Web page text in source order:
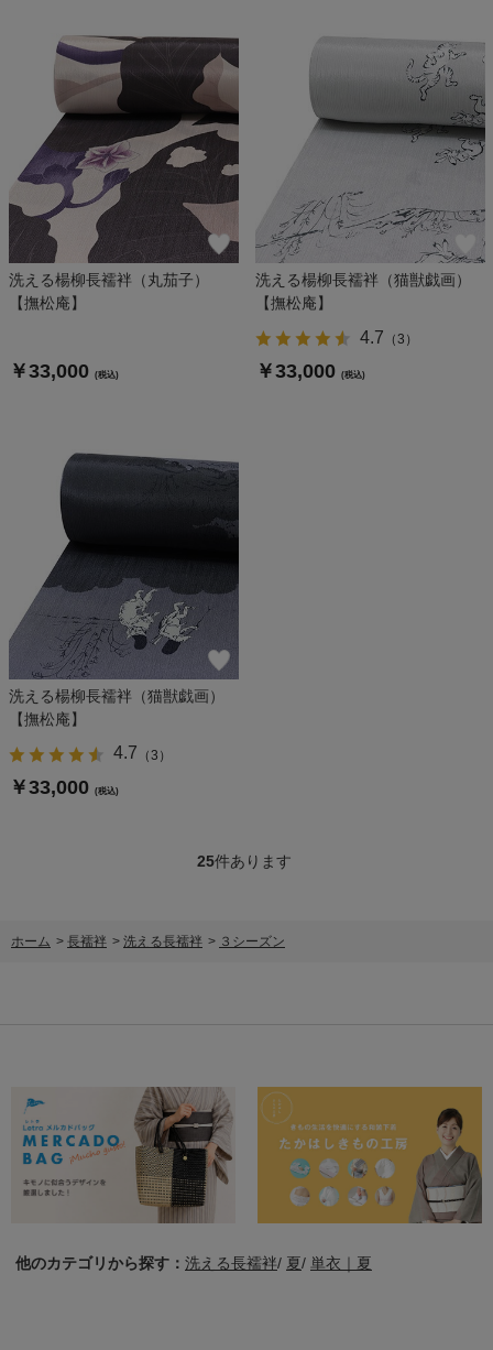
洗える楊柳長襦袢（丸茄子）
【撫松庵】
￥33,000 (税込)
洗える楊柳長襦袢（猫獣戯画）
【撫松庵】
4.7 （3 ）
￥33,000 (税込)
洗える楊柳長襦袢（猫獣戯画）
【撫松庵】
4.7 （3 ）
￥33,000 (税込)
25件あります
ホーム > 長襦袢 > 洗える長襦袢 > ３シーズン
他のカテゴリから探す： 洗える長襦袢/ 夏/ 単衣｜夏